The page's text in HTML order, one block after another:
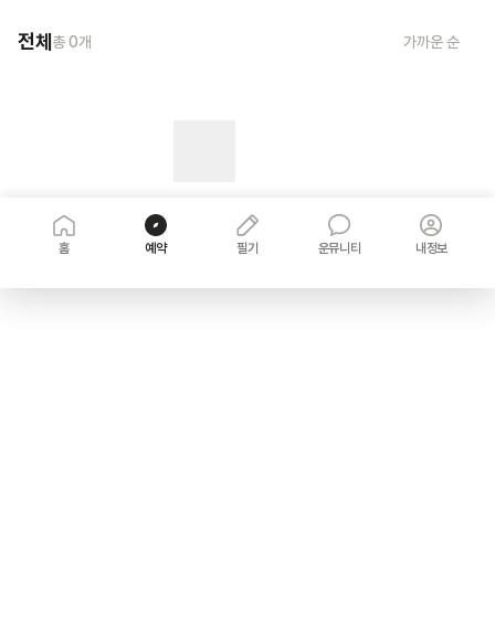
전체 총0개 가까운 순
홈 예약 필기 운뮤니티 내정보